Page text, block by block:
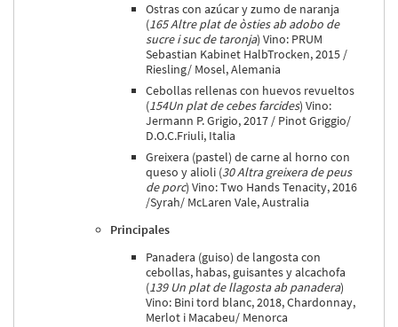
Ostras con azúcar y zumo de naranja
(165 Altre plat de òsties ab adobo de
sucre i suc de taronja) Vino: PRUM
Sebastian Kabinet HalbTrocken, 2015 /
Riesling/ Mosel, Alemania
Cebollas rellenas con huevos revueltos
(154Un plat de cebes farcides) Vino:
Jermann P. Grigio, 2017 / Pinot Griggio/
D.O.C.Friuli, Italia
Greixera (pastel) de carne al horno con
queso y alioli (30 Altra greixera de peus
de porc) Vino: Two Hands Tenacity, 2016
/Syrah/ McLaren Vale, Australia
Principales
Panadera (guiso) de langosta con
cebollas, habas, guisantes y alcachofa
(139 Un plat de llagosta ab panadera)
Vino: Bini tord blanc, 2018, Chardonnay,
Merlot i Macabeu/ Menorca